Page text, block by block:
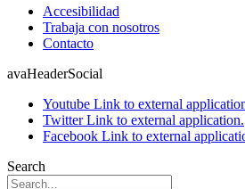
Accesibilidad
Trabaja con nosotros
Contacto
avaHeaderSocial
Youtube Link to external
TwitterLink to external application.
Facebook Link to external
Search